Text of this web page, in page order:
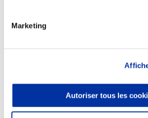
Marketing
Autoriser tous les
Viandes et santé
Juste rémunération et attractivité
Sources d’information